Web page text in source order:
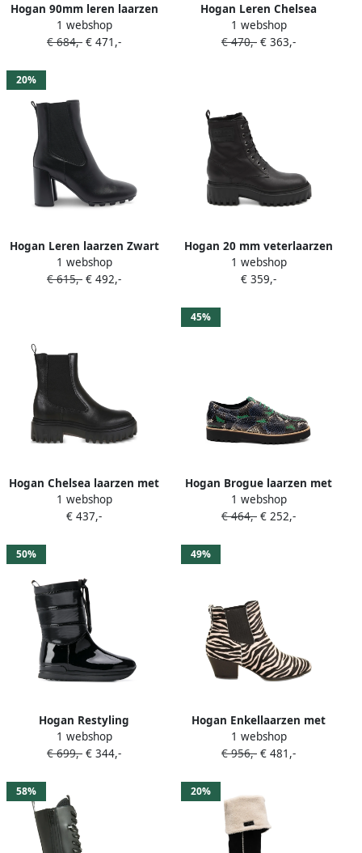
Hogan 90mm leren laarzen
Zwart
1 webshop
€ 684,- € 471,-
Hogan Leren Chelsea
laarzen Zwart
1 webshop
€ 470,- € 363,-
20%
Hogan Leren laarzen Zwart
1 webshop
€ 615,- € 492,-
Hogan 20 mm veterlaarzen
met plateauzool Zwart
1 webshop
€ 359,-
Hogan Chelsea laarzen met
elastisch vlak Zwart
1 webshop
€ 437,-
45%
Hogan Brogue laarzen met
plateauzool van slangenleer
Zwart
1 webshop
€ 464,- € 252,-
50%
Hogan Restyling
gewatteerde laarzen Zwart
1 webshop
€ 699,- € 344,-
49%
Hogan Enkellaarzen met
zebraprint Zwart
1 webshop
€ 956,- € 481,-
58% 20%